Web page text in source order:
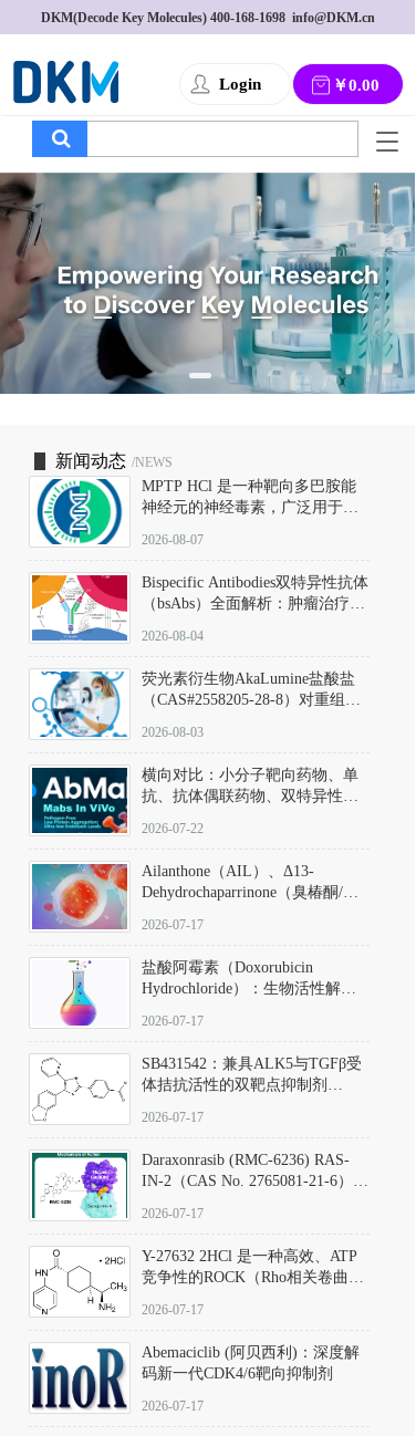
DKM(Decode Key Molecules) 400-168-1698
  info@DKM.cn
Login ￥0.00
T
g
l
e
n
a
v
i
g
a
新闻动态 /NEWS
MPTP HCl 是一种靶向多巴胺能
神经元的神经毒素，广泛用于构
以盐酸盐形式存在，可触发线粒
体介导的神经元凋亡。其经典应
用即为选择性损毁中脑黑质致密
部多巴胺能神经元，从而可靠模
拟帕金森病的核心病理与行为表
2026-08-07
Bispecific Antibodies双特异性抗体
（bsAbs）全面解析：肿瘤治疗的
2026-08-04
荧光素衍生物AkaLumine盐酸盐
（CAS#2558205-28-8）对重组萤
数（Km）为2.06 μM；其近红外
发光特性赋予优异的组织穿透能
力，大幅增强成像信噪比，从而
实现活体动物模型中极低给药剂
量下的高灵敏度、非侵入式生物
2026-08-03
横向对比：小分子靶向药物、单
抗、抗体偶联药物、双特异性抗
及应用瓶颈
2026-07-22
Ailanthone（AIL）、Δ13-
Dehydrochaparrinone（臭椿酮/臭
DKM货号 D806885
2026-07-17
盐酸阿霉素（Doxorubicin
Hydrochloride）：生物活性解
范
2026-07-17
SB431542：兼具ALK5与TGFβ受
体拮抗活性的双靶点抑制剂
D801067）
2026-07-17
Daraxonrasib (RMC-6236) RAS-
IN-2（CAS No. 2765081-21-6）：
向KRAS/NRAS/HRAS的广谱RAS
2026-07-17
Y-27632 2HCl 是一种高效、ATP
竞争性的ROCK（Rho相关卷曲螺
同等抑制ROCK1与ROCK2；其通
过精准嵌入激酶的ATP结合位点
发挥抑制作用，对ROCK1和
ROCK2的解离常数（Ki）分别为
140 nM和300 nM；在众多丝氨酸/
2026-07-17
Abemaciclib (阿贝西利)：深度解
码新一代CDK4/6靶向抑制剂
2026-07-17